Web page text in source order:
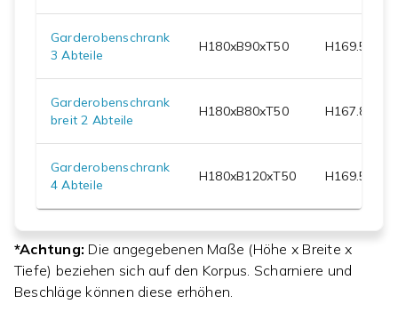
Garderobenschrank
3 Abteile
H180xB90xT50 H169.5
Garderobenschrank
breit 2 Abteile
H180xB80xT50 H167.8
Garderobenschrank
4 Abteile
H180xB120xT50 H169.5
*Achtung: Die angegebenen Maße (Höhe x Breite x
Tiefe) beziehen sich auf den Korpus. Scharniere und
Beschläge können diese erhöhen.